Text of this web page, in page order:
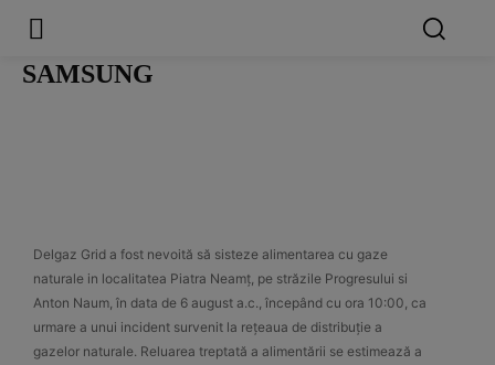
SAMSUNG
Delgaz Grid a fost nevoită să sisteze alimentarea cu gaze
naturale in localitatea Piatra Neamț, pe străzile Progresului si
Anton Naum, în data de 6 august a.c., începând cu ora 10:00, ca
urmare a unui incident survenit la rețeaua de distribuție a
gazelor naturale. Reluarea treptată a alimentării se estimează a